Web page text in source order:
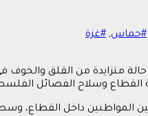
#حماس, #غزة
متزايدة من القلق والخوف في
القطاع وسلاح الفصائل
المواطنين داخل القطاع،